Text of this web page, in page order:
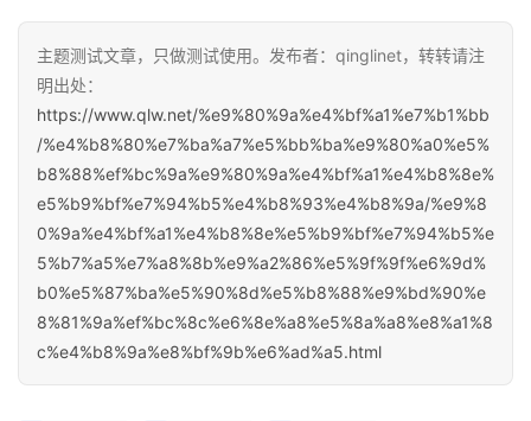
主题测试文章，只做测试使用。发布者：qinglinet，转转请注
明出处：
https://www.qlw.net/%e9%80%9a%e4%bf%a1%e7%b1%bb
/%e4%b8%80%e7%ba%a7%e5%bb%ba%e9%80%a0%e5%
b8%88%ef%bc%9a%e9%80%9a%e4%bf%a1%e4%b8%8e%
e5%b9%bf%e7%94%b5%e4%b8%93%e4%b8%9a/%e9%8
0%9a%e4%bf%a1%e4%b8%8e%e5%b9%bf%e7%94%b5%e
5%b7%a5%e7%a8%8b%e9%a2%86%e5%9f%9f%e6%9d%
b0%e5%87%ba%e5%90%8d%e5%b8%88%e9%bd%90%e
8%81%9a%ef%bc%8c%e6%8e%a8%e5%8a%a8%e8%a1%8
c%e4%b8%9a%e8%bf%9b%e6%ad%a5.html